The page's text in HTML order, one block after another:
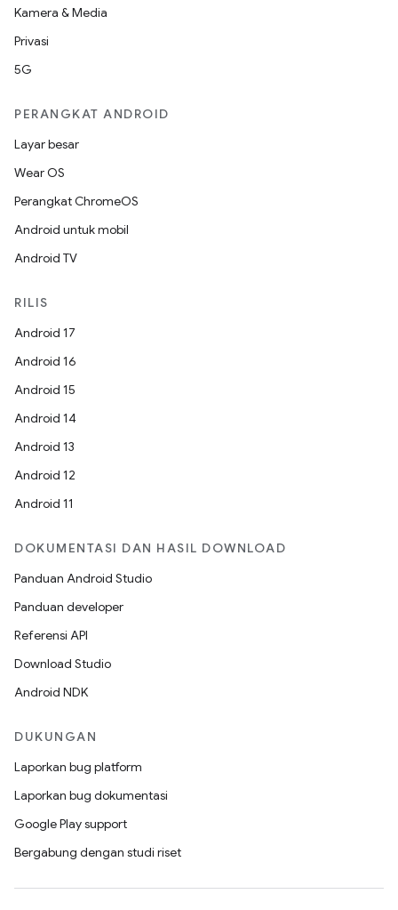
Kamera & Media
Privasi
5G
PERANGKAT ANDROID
Layar besar
Wear OS
Perangkat ChromeOS
Android untuk mobil
Android TV
RILIS
Android 17
Android 16
Android 15
Android 14
Android 13
Android 12
Android 11
DOKUMENTASI DAN HASIL DOWNLOAD
Panduan Android Studio
Panduan developer
Referensi API
Download Studio
Android NDK
DUKUNGAN
Laporkan bug platform
Laporkan bug dokumentasi
Google Play support
Bergabung dengan studi riset